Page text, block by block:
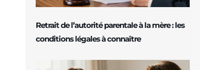
Retrait de l’autorité parentale à la mère : les
conditions légales à connaître